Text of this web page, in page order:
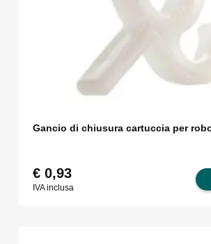
Gancio di chiusura cartuccia per
€0,93
IVA inclusa